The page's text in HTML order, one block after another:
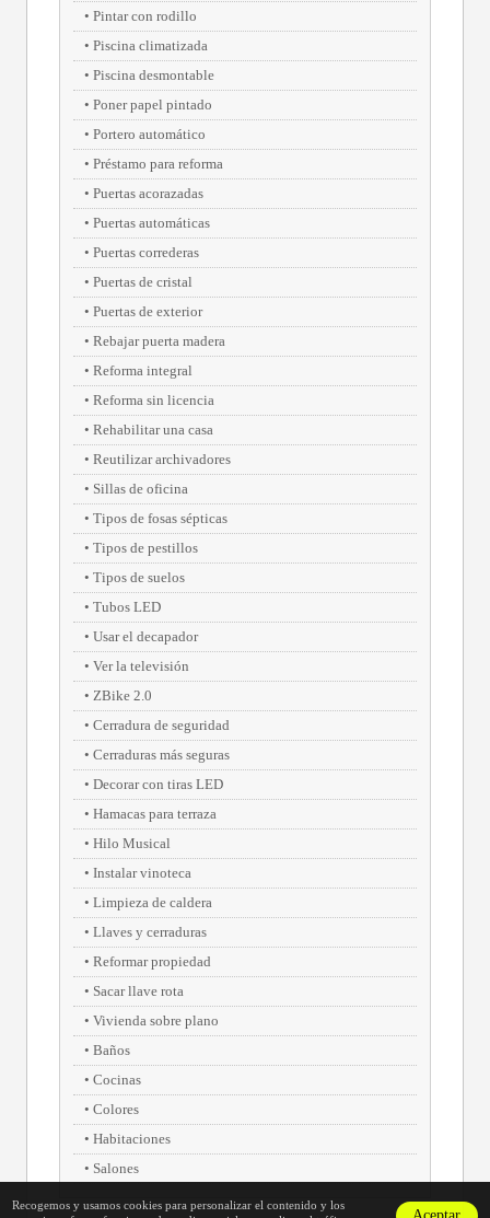
Pintar con rodillo
Piscina climatizada
Piscina desmontable
Poner papel pintado
Portero automático
Préstamo para reforma
Puertas acorazadas
Puertas automáticas
Puertas correderas
Puertas de cristal
Puertas de exterior
Rebajar puerta madera
Reforma integral
Reforma sin licencia
Rehabilitar una casa
Reutilizar archivadores
Sillas de oficina
Tipos de fosas sépticas
Tipos de pestillos
Tipos de suelos
Tubos LED
Usar el decapador
Ver la televisión
ZBike 2.0
Cerradura de seguridad
Cerraduras más seguras
Decorar con tiras LED
Hamacas para terraza
Hilo Musical
Instalar vinoteca
Limpieza de caldera
Llaves y cerraduras
Reformar propiedad
Sacar llave rota
Vivienda sobre plano
Baños
Cocinas
Colores
Habitaciones
Salones
Recogemos y usamos cookies para personalizar el contenido y los